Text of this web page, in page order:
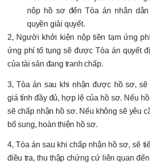
nộp hồ sơ đến Tòa án nhân
quyền giải quyết.
2, Người khởi kiện nộp tiền tạm ứng
ứng phí tố tụng sẽ được Tòa án quyết
của tài sản đang tranh chấp.
3, Tòa án sau khi nhận được hồ sơ, sẽ
giá tính đầy đủ, hợp lệ của hồ sơ. Nếu
sẽ chấp nhận hồ sơ. Nếu không sẽ yêu
bổ sung, hoàn thiện hồ sơ.
4, Tòa án sau khi chấp nhận hồ sơ, sẽ
điều tra, thu thập chứng cứ liên quan